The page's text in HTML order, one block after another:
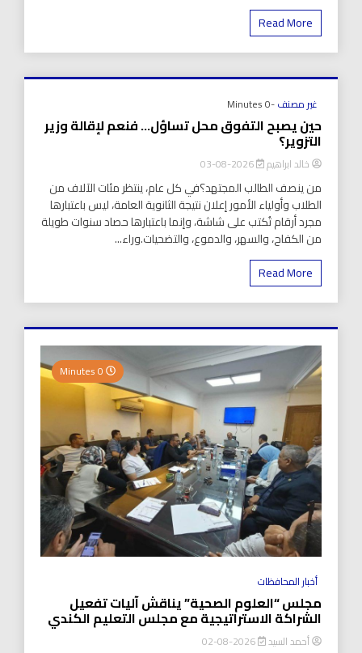
Read More
غير مصنف-0 Minutes
حين يصبح التفوق محل تساؤل… فنعم لإقالة وزير
التزوير؟
خالد ابراهيم 2026-08-03
من ينصف الطالب المجتهد؟في كل عام، ينتظر مئات الآلاف من
الطلاب وأولياء الأمور إعلان نتيجة الثانوية العامة، ليس باعتبارها
مجرد أرقام تُكتب على شاشة، وإنما باعتبارها حصاد سنوات طويلة
من الكفاح، والسهر، والدموع، والتضحيات.وراء...
Read More
أخبار المحافظات
مجلس “العلوم الصحية” يناقش آليات تفعيل
الشراكة الاستراتيجية مع مجلس التعليم الكندي
أحمد السيد 2026-08-02